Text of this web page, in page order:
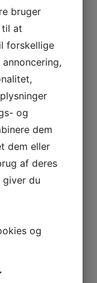
bruger
til at
forskellige
og
dem
dem eller
af deres
giver du
og